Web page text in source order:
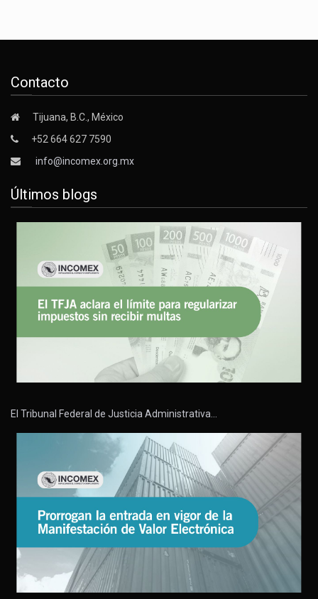
Contacto
Tijuana, B.C., México
+52 664 627 7590
info@incomex.org.mx
Últimos blogs
El Tribunal Federal de Justicia Administrativa…